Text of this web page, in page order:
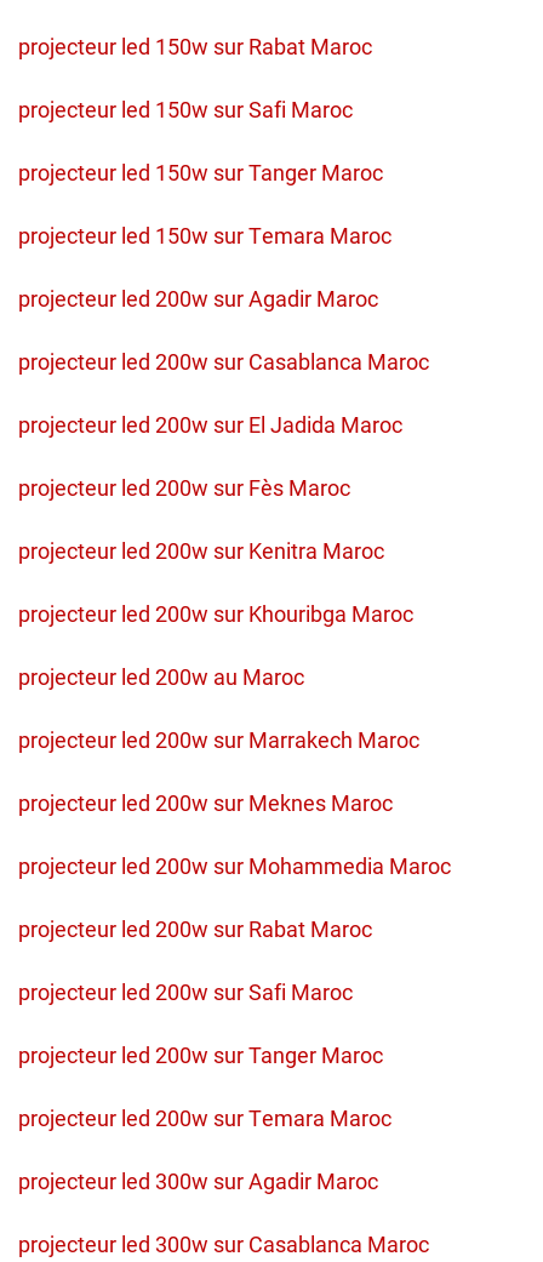
projecteur led 150w sur Rabat Maroc
projecteur led 150w sur Safi Maroc
projecteur led 150w sur Tanger Maroc
projecteur led 150w sur Temara Maroc
projecteur led 200w sur Agadir Maroc
projecteur led 200w sur Casablanca Maroc
projecteur led 200w sur El Jadida Maroc
projecteur led 200w sur Fès Maroc
projecteur led 200w sur Kenitra Maroc
projecteur led 200w sur Khouribga Maroc
projecteur led 200w au Maroc
projecteur led 200w sur Marrakech Maroc
projecteur led 200w sur Meknes Maroc
projecteur led 200w sur Mohammedia Maroc
projecteur led 200w sur Rabat Maroc
projecteur led 200w sur Safi Maroc
projecteur led 200w sur Tanger Maroc
projecteur led 200w sur Temara Maroc
projecteur led 300w sur Agadir Maroc
projecteur led 300w sur Casablanca Maroc